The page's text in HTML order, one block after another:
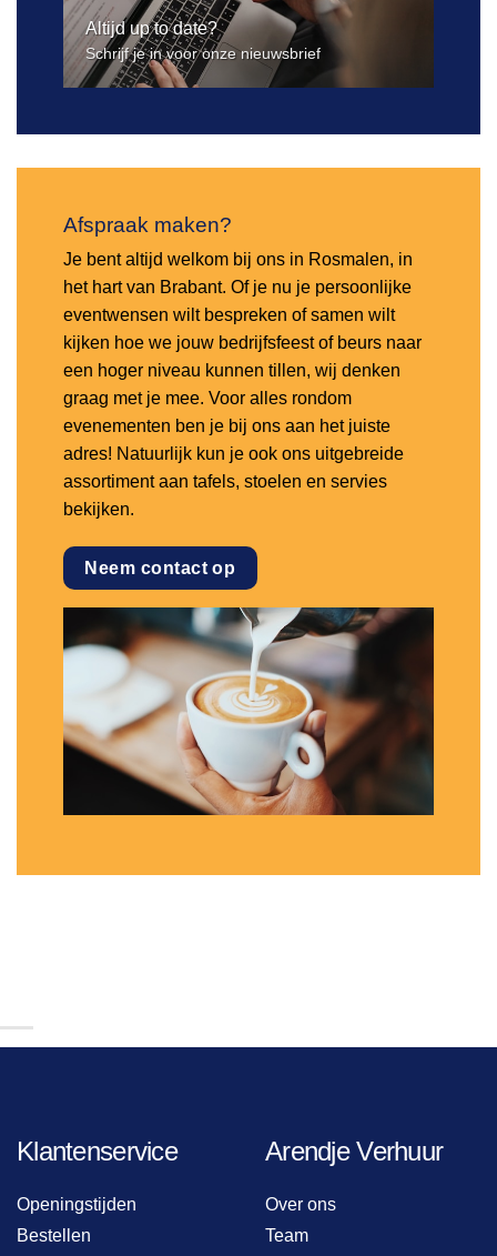
Altijd up to date?
Schrijf je in voor onze nieuwsbrief
Afspraak maken?
Je bent altijd welkom bij ons in Rosmalen, in
het hart van Brabant. Of je nu je persoonlijke
eventwensen wilt bespreken of samen wilt
kijken hoe we jouw bedrijfsfeest of beurs naar
een hoger niveau kunnen tillen, wij denken
graag met je mee. Voor alles rondom
evenementen ben je bij ons aan het juiste
adres! Natuurlijk kun je ook ons uitgebreide
assortiment aan tafels, stoelen en servies
bekijken.
Neem contact op
Klantenservice
Openingstijden
Bestellen
Arendje Verhuur
Over ons
Team